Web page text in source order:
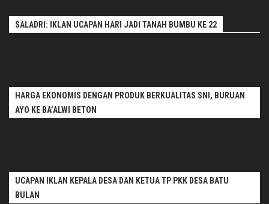
SALADRI: IKLAN UCAPAN HARI JADI TANAH BUMBU KE 22
HARGA EKONOMIS DENGAN PRODUK BERKUALITAS SNI, BURUAN
AYO KE BA’ALWI BETON
UCAPAN IKLAN KEPALA DESA DAN KETUA TP PKK DESA BATU
BULAN